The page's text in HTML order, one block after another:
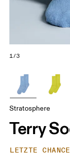
1/3
Stratosphere
Terry
LETZTE CHANCE